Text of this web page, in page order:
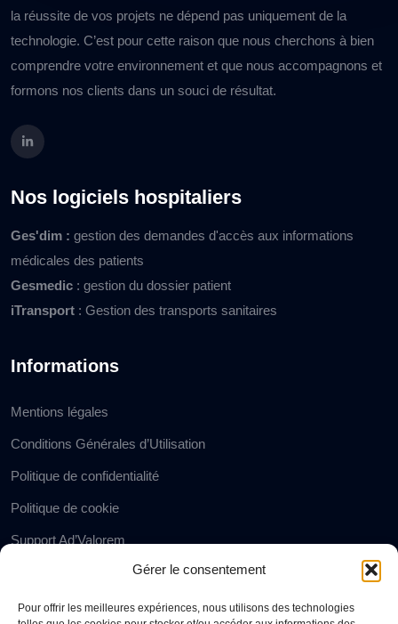
Gérer le consentement
Pour offrir les meilleures expériences, nous utilisons des technologies
la réussite de vos projets ne dépend pas uniquement de la
technologie. C’est pour cette raison que nous cherchons à bien
comprendre votre environnement et que nous accompagnons et
formons nos clients dans un souci de résultat.
Nos logiciels hospitaliers
Ges'dim : gestion des demandes d'accès aux informations
médicales des patients
Gesmedic : gestion du dossier patient
iTransport : Gestion des transports sanitaires
Informations
Mentions légales
Conditions Générales d’Utilisation
Politique de confidentialité
Politique de cookie
Support Ad’Valorem